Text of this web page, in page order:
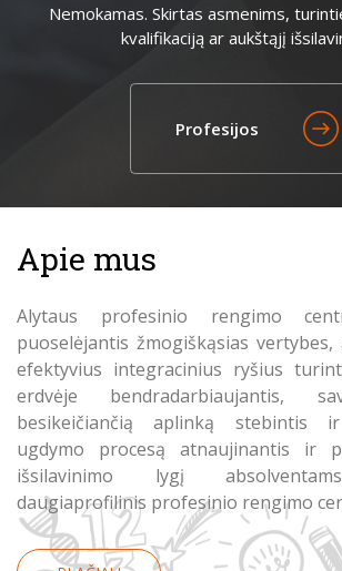
Nemokamas. Skirtas asmenims,
kvalifikaciją ar aukštąjį
Profesijos
Apie mus
Alytaus profesinio rengimo
puoselėjantis žmogiškąsias
efektyvius integracinius ryšius
erdvėje bendradarbiaujantis,
besikeičiančią aplinką stebintis
ugdymo procesą atnaujinantis ir
išsilavinimo lygį
daugiaprofilinis profesinio rengimo